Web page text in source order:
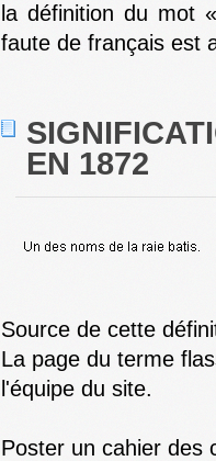
la définition du mot
faute de français est
EN 1872
Source de cette
La page du terme
l'équipe du site.
Poster un cahier des